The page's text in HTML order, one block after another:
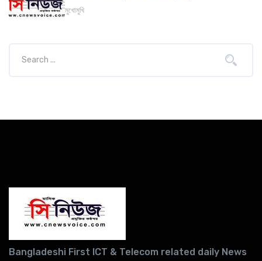
মুখোমুখি
Bangladeshi First ICT & Telecom related daily News